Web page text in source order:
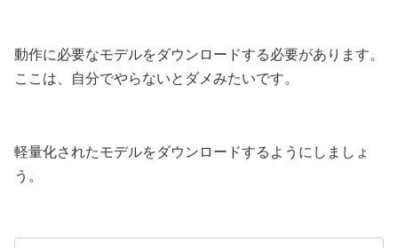
動作に必要なモデルをダウンロードする必要があります。
ここは、自分でやらないとダメみたいです。
軽量化されたモデルをダウンロードするようにしましょ
う。